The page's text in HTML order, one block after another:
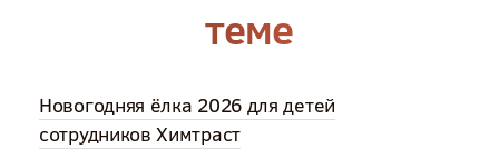
теме
Новогодняя ёлка 2026 для детей
сотрудников Химтраст